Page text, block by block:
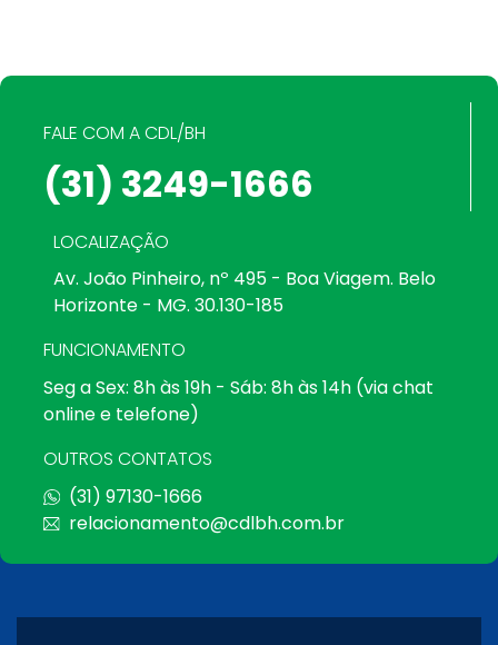
FALE COM A CDL/BH
(31) 3249-1666
LOCALIZAÇÃO
Av. João Pinheiro, nº 495 - Boa Viagem. Belo
Horizonte - MG. 30.130-185
FUNCIONAMENTO
Seg a Sex: 8h às 19h - Sáb: 8h às 14h (via chat
online e telefone)
OUTROS CONTATOS
(31) 97130-1666
relacionamento@cdlbh.com.br